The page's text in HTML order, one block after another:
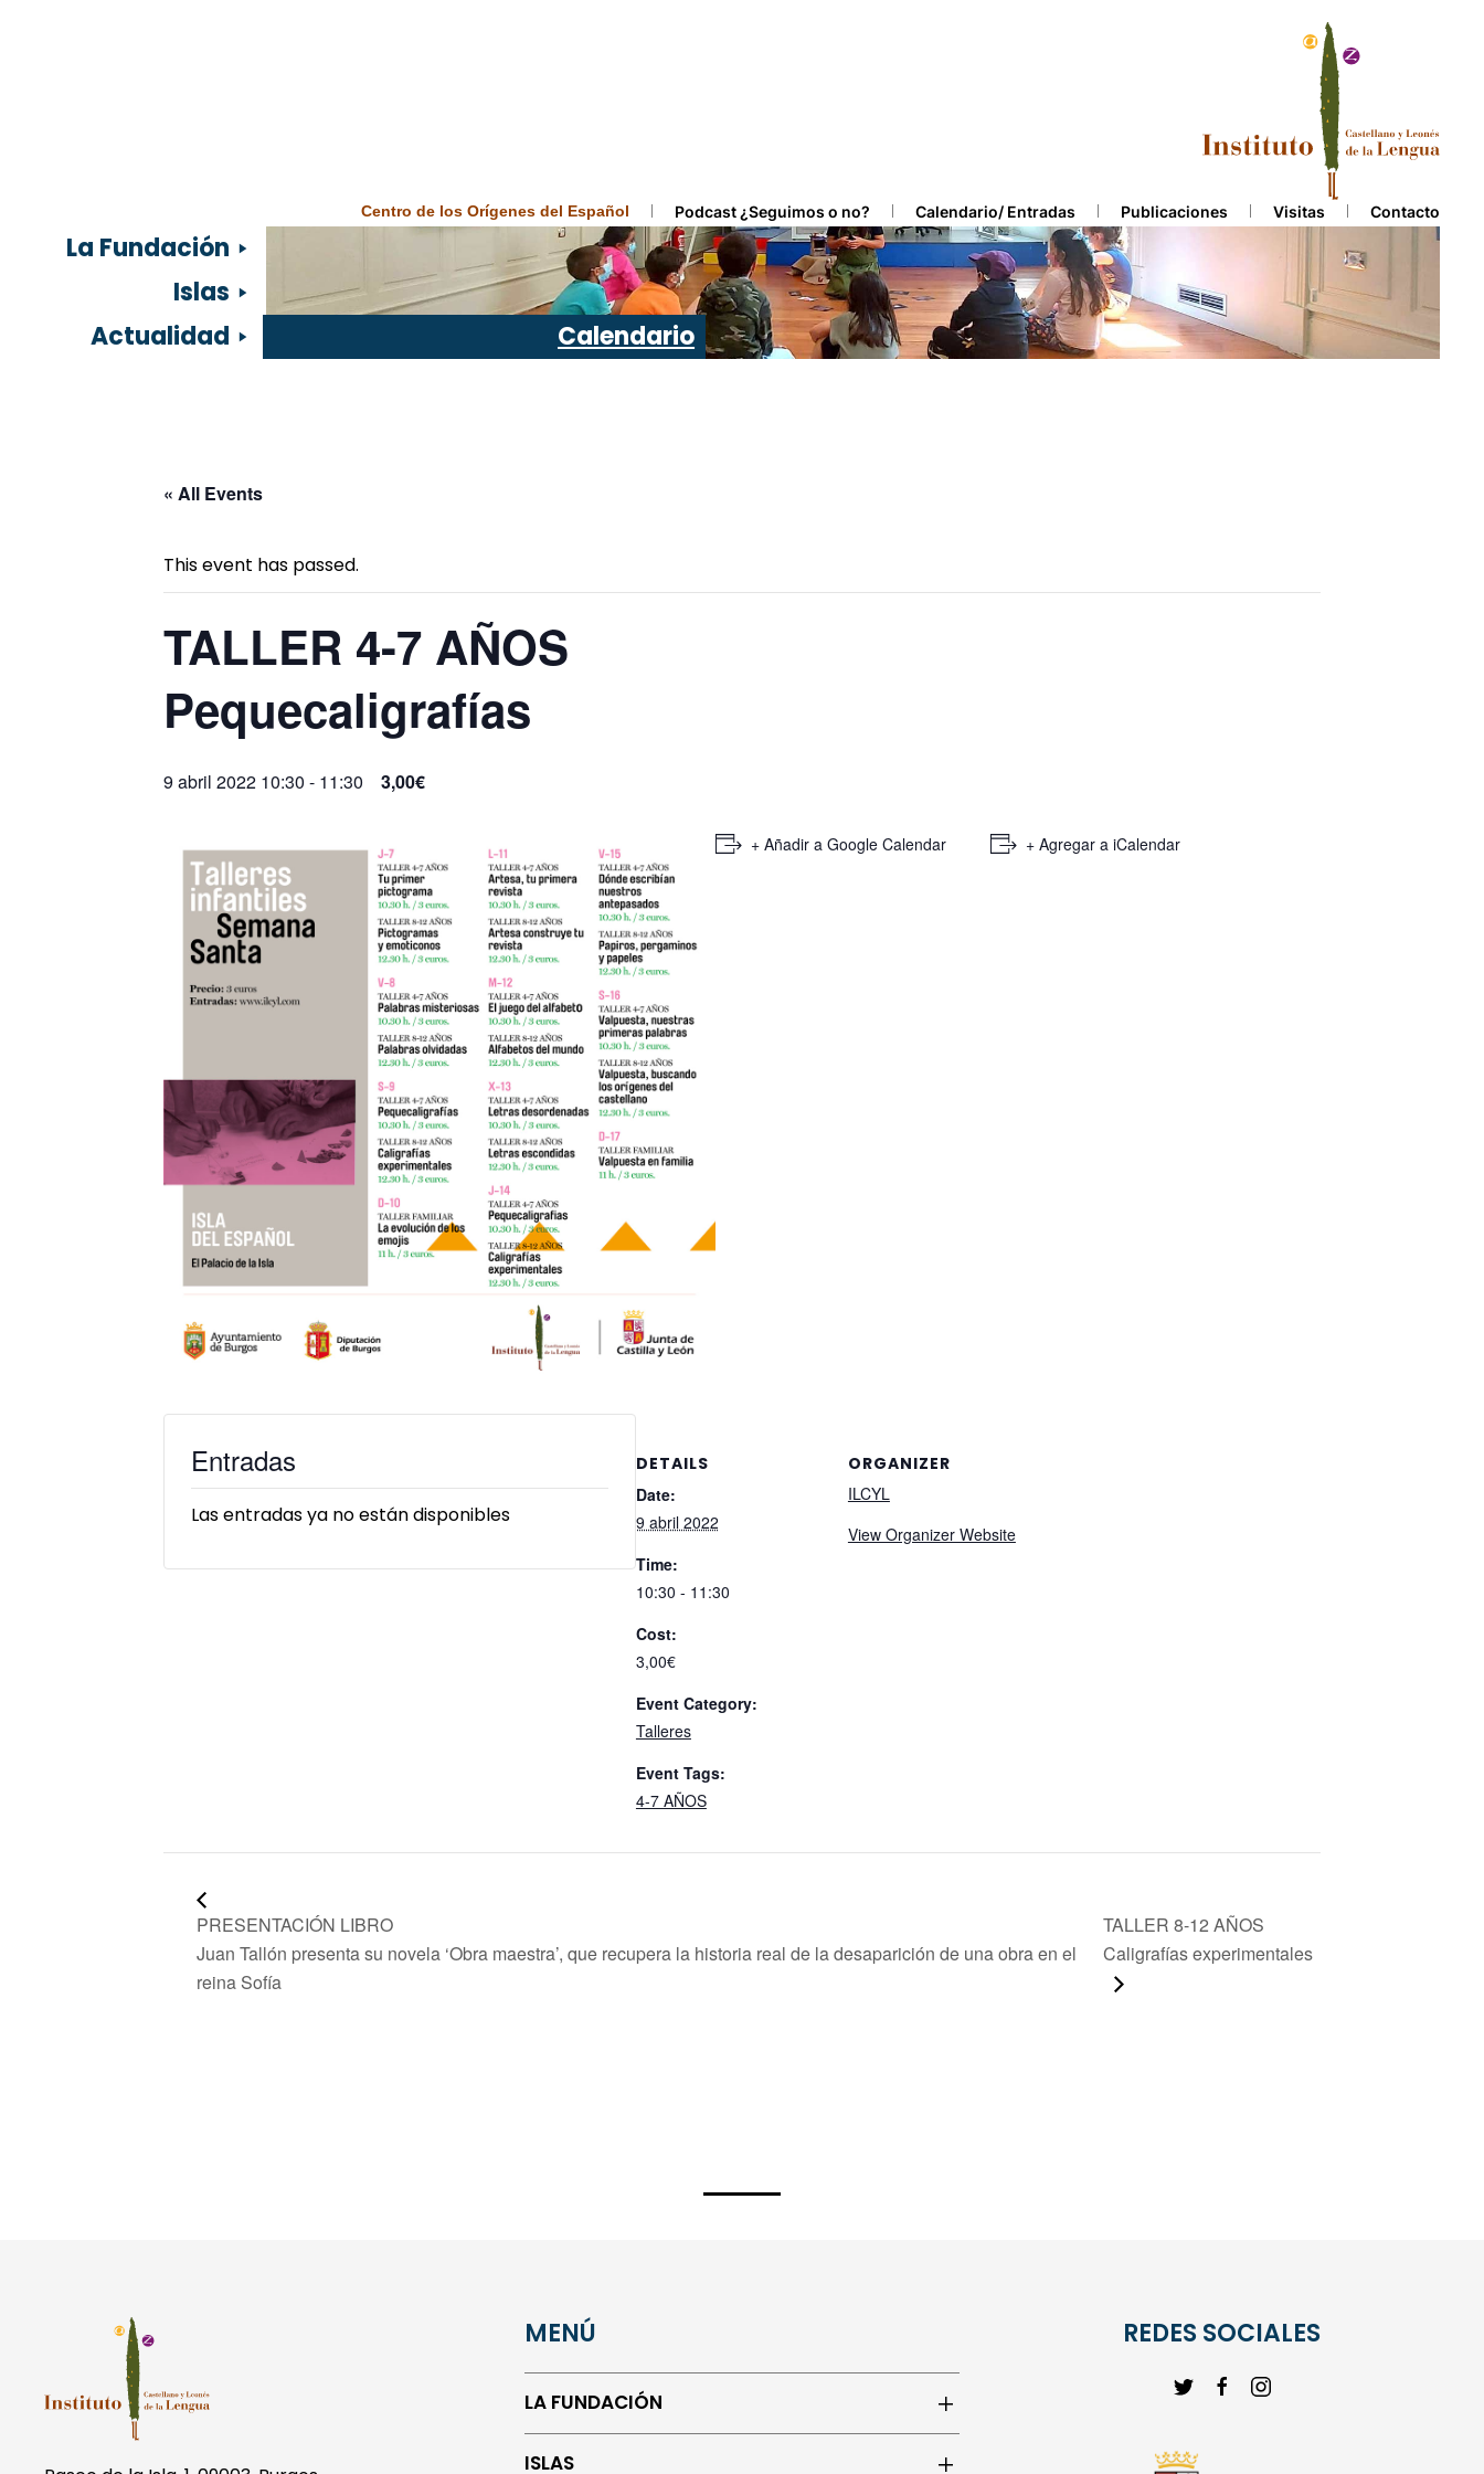
Centro de los Orígenes del Español Podcast ¿Seguimos o no? Calendario/ Entradas Publicaciones Visitas Contacto
La Fundación
Islas
Actualidad
Calendario
« All Events
This event has passed.
TALLER 4-7 AÑOS
Pequecaligrafías
9 abril 2022 10:30 - 11:30 3,00€
+ Añadir a Google Calendar + Agregar a iCalendar
DETAILS
Date:
9 abril 2022
Time:
10:30 - 11:30
Cost:
3,00€
Event Category:
Talleres
Event Tags:
4-7 AÑOS
ORGANIZER
ILCYL
View Organizer Website
Entradas
Las entradas ya no están disponibles
PRESENTACIÓN LIBRO
Juan Tallón presenta su novela ‘Obra maestra’, que recupera la historia real de la desaparición de una obra en el
reina Sofía
TALLER 8-12 AÑOS
Caligrafías experimentales
MENÚ
LA FUNDACIÓN
ISLAS
REDES SOCIALES